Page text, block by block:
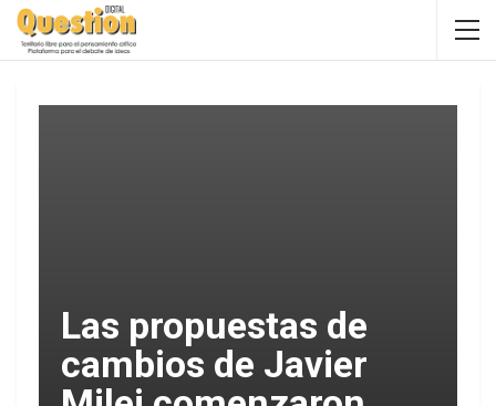
Las propuestas de
cambios de Javier